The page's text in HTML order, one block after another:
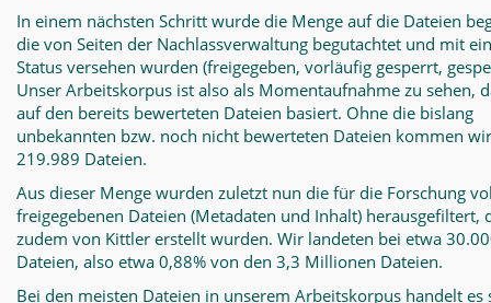
In einem nächsten Schritt wurde die Menge auf die Dateien
die von Seiten der Nachlassverwaltung begutachtet und mit
Status versehen wurden (freigegeben, vorläufig gesperrt,
Unser Arbeitskorpus ist also als Momentaufnahme zu sehen,
auf den bereits bewerteten Dateien basiert. Ohne die bislang
unbekannten bzw. noch nicht bewerteten Dateien kommen
219.989 Dateien.
Aus dieser Menge wurden zuletzt nun die für die Forschung
freigegebenen Dateien (Metadaten und Inhalt) herausgefiltert,
zudem von Kittler erstellt wurden. Wir landeten bei etwa
Dateien, also etwa 0,88% von den 3,3 Millionen Dateien.
Bei den meisten Dateien in unserem Arbeitskorpus handelt es